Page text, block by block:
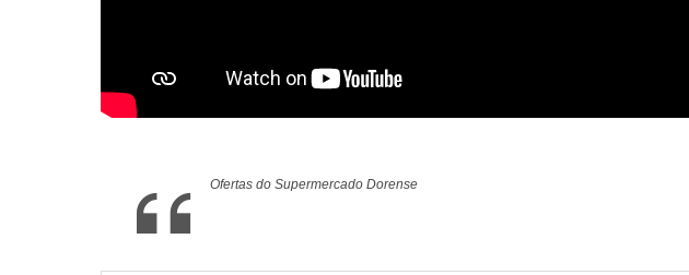
Ofertas do Supermercado Dorense